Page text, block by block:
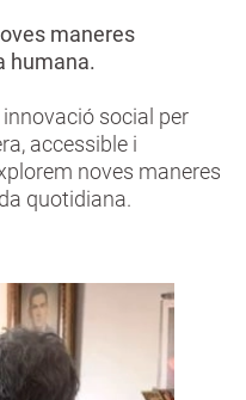
maneres
humana.
social per
accessible i
noves maneres
quotidiana.